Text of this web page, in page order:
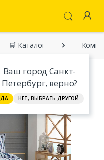
Ваш город Санкт-
Петербург, верно?
ДА НЕТ, ВЫБРАТЬ ДРУГОЙ
🛒 Каталог